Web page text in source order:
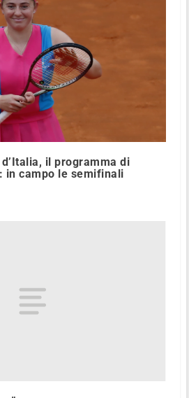
il programma di
in campo le semifinali